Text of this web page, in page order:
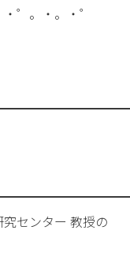
。・。・゜
ンター 教授の